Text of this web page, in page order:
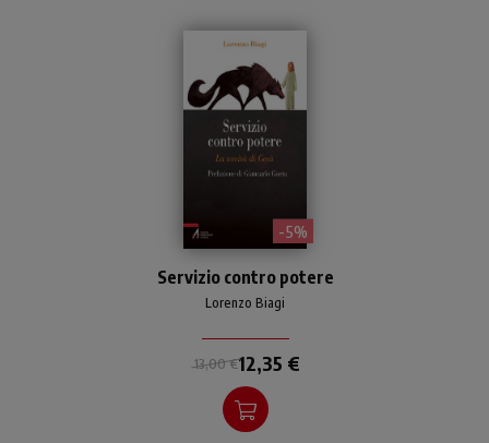
- 5%
confronto con il messaggio
di Gesù alternativo alla
Servizio contro potere
Lorenzo Biagi
13,00 €12,35 €